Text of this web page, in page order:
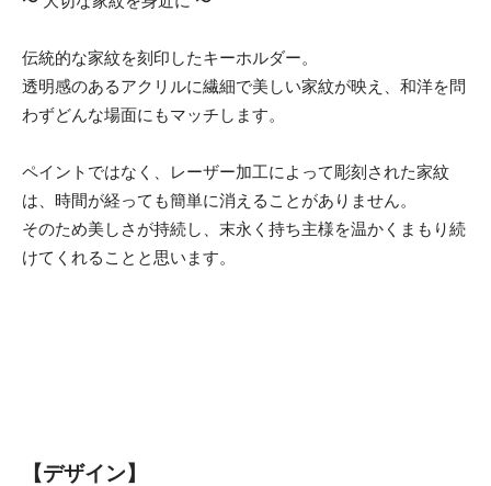
伝統的な家紋を刻印したキーホルダー。
透明感のあるアクリルに繊細で美しい家紋が映え、和洋を問
わずどんな場面にもマッチします。
ペイントではなく、レーザー加工によって彫刻された家紋
は、時間が経っても簡単に消えることがありません。
そのため美しさが持続し、末永く持ち主様を温かくまもり続
けてくれることと思います。
【デザイン】